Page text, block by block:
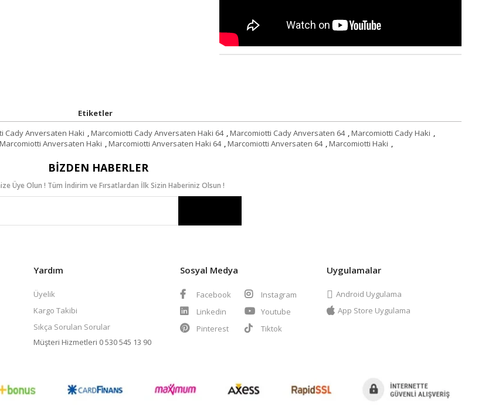
Etiketler
Cady Anversaten Haki ,Marcomiotti Cady Anversaten Haki 64 ,Marcomiotti Cady Anversaten 64 ,Marcomiotti Cady Haki ,
Marcomiotti Anversaten Haki ,Marcomiotti Anversaten Haki 64 ,Marcomiotti Anversaten 64 ,Marcomiotti Haki ,
BIZDEN HABERLER
Üye Olun ! Tüm İndirim ve Fırsatlardan İlk Sizin Haberiniz Olsun !
Yardım
Üyelik
Kargo Takibi
Sıkça Sorulan Sorular
Müşteri Hizmetleri 0 530 545 13 90
Sosyal Medya
Facebook
Instagram
Linkedin
Youtube
Pinterest
Tiktok
Uygulamalar
Android Uygulama
App Store Uygulama